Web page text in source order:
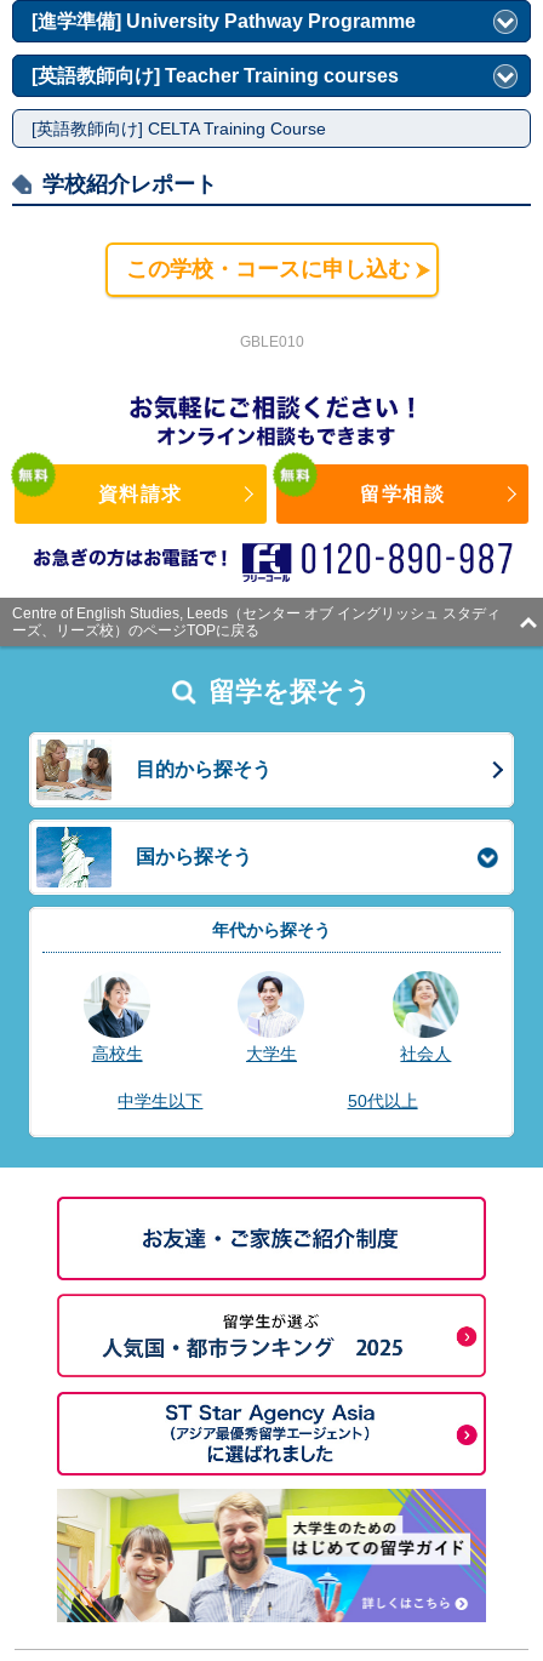
[進学準備] University Pathway Programme
[英語教師向け] Teacher Training courses
[英語教師向け] CELTA Training Course
学校紹介レポート
この学校・コースに申し込む
GBLE010
資料請求 留学相談
Centre of English Studies, Leeds（センター オブ イングリッシュ スタディ
ーズ、リーズ校）のページTOPに戻る
留学を探そう
目的から探そう
国から探そう
年代から探そう
高校生 大学生 社会人
中学生以下 50代以上